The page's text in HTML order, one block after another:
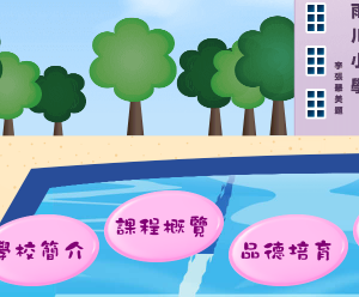
學校簡介
課程概覽
品德培育